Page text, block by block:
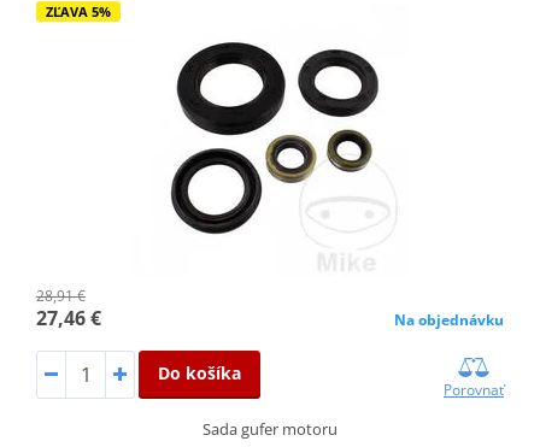
ZĽAVA 5%
28,91 €
27,46 € Na objednávku
Do košíka
Porovnať
Sada gufer motoru